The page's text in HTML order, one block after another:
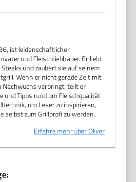
ist leidenschaftlicher
und Fleischliebhaber. Er liebt
und zaubert sie auf seinem
Wenn er nicht gerade Zeit mit
Nachwuchs verbringt, teilt er
und Tipps rund um Fleischqualität
um Leser zu inspirieren,
selbst zum Grillprofi zu werden.
Erfahre mehr über Oliver